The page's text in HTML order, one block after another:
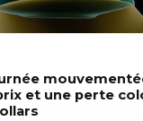
et une perte